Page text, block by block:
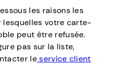
les raisons les
lesquelles votre carte-
peut être refusée.
pas sur la liste,
leservice client